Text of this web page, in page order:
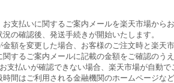
お支払いに関するご案内メールを楽天市場からお
況の確認後、発送手続きが開始いたします。
金額を変更した場合、お客様のご注文時と楽天
関するご案内メールに記載の金額をご確認のう
支払いが確認できない場合、楽天市場が自動で
時間はご利用される金融機関のホームページな